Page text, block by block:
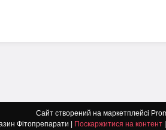
Сайт створений на маркетплейсі
Поскаржитися на контент